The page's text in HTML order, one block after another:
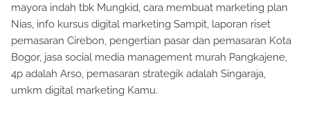
mayora indah tbk Mungkid, cara membuat marketing plan
Nias, info kursus digital marketing Sampit, laporan riset
pemasaran Cirebon, pengertian pasar dan pemasaran Kota
Bogor, jasa social media management murah Pangkajene,
4p adalah Arso, pemasaran strategik adalah Singaraja,
umkm digital marketing Kamu.